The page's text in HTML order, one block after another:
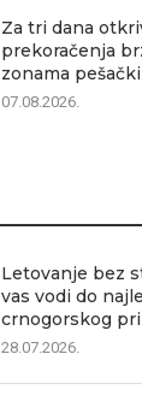
Za tri dana
prekoračenja
zonama
07.08.2026.
Letovanje bez
vas vodi do
crnogorskog
28.07.2026.